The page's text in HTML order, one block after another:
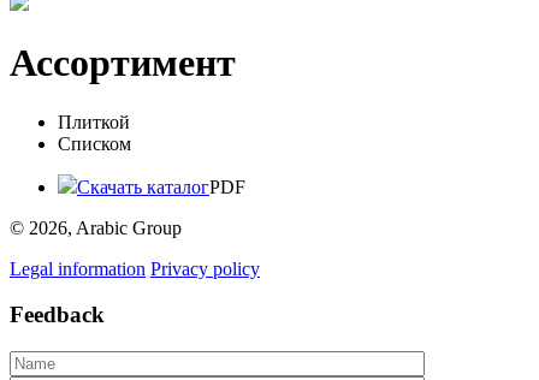
Ассортимент
Плиткой
Списком
Скачать каталогPDF
© 2026, Arabic Group
Legal information Privacy policy
Feedback